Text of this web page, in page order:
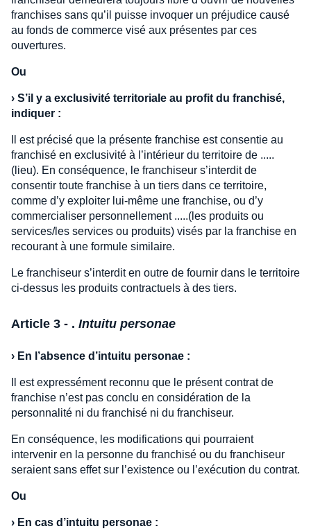
franchises sans qu’il puisse invoquer un préjudice causé
au fonds de commerce visé aux présentes par ces
ouvertures.
Ou
› S’il y a exclusivité territoriale au profit du franchisé,
indiquer :
Il est précisé que la présente franchise est consentie au
franchisé en exclusivité à l’intérieur du territoire de .....
(lieu). En conséquence, le franchiseur s’interdit de
consentir toute franchise à un tiers dans ce territoire,
comme d’y exploiter lui-même une franchise, ou d’y
commercialiser personnellement .....(les produits ou
services/les services ou produits) visés par la franchise en
recourant à une formule similaire.
Le franchiseur s’interdit en outre de fournir dans le territoire
ci-dessus les produits contractuels à des tiers.
Article 3 - . Intuitu personae
› En l’absence d’intuitu personae :
Il est expressément reconnu que le présent contrat de
franchise n’est pas conclu en considération de la
personnalité ni du franchisé ni du franchiseur.
En conséquence, les modifications qui pourraient
intervenir en la personne du franchisé ou du franchiseur
seraient sans effet sur l’existence ou l’exécution du contrat.
Ou
› En cas d’intuitu personae :